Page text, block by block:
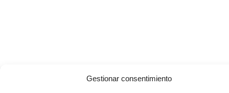
Gestionar consentimiento